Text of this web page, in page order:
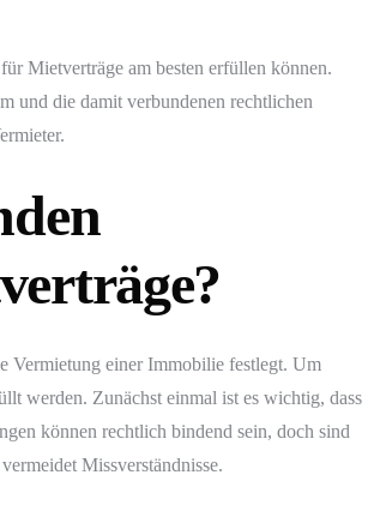
Mietverträge am besten erfüllen können.
und die damit verbundenen rechtlichen
Vermietung einer Immobilie festlegt. Um
werden. Zunächst einmal ist es wichtig, dass
können rechtlich bindend sein, doch sind
Missverständnisse.